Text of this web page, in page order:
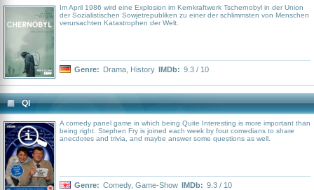
Im April 1986 wird eine Explosion im Kernkraftwerk Tschernobyl in der Union
der Sozialistischen Sowjetrepubliken zu einer der schlimmsten von Menschen
verursachten Katastrophen der Welt.
Genre: Drama History IMDb: 9.3 / 10
QI
A comedy panel game in which being Quite Interesting is more important than
being right. Stephen Fry is joined each week by four comedians to share
anecdotes and trivia, and maybe answer some questions as well.
Genre: Comedy, Game-Show IMDb: 9.3 / 10